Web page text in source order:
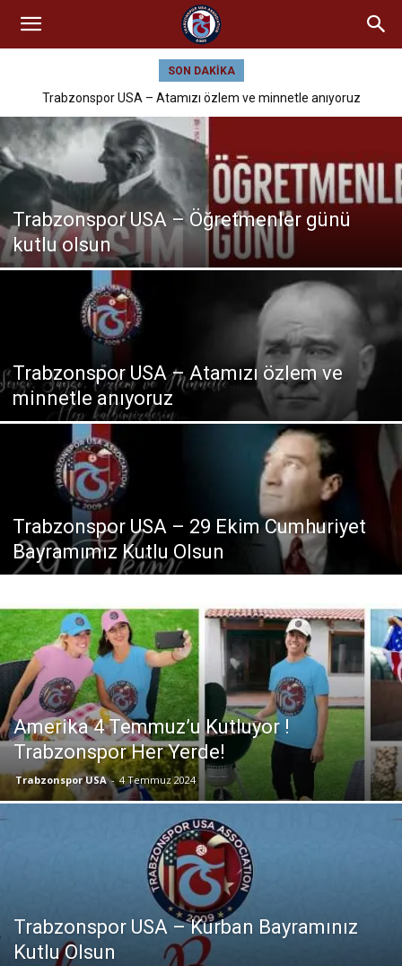
SON DAKIKA
Trabzonspor USA – Atamızı özlem ve minnetle anıyoruz
Trabzonspor USA – Öğretmenler günü
kutlu olsun
Trabzonspor USA – Atamızı özlem ve
minnetle anıyoruz
Trabzonspor USA – 29 Ekim Cumhuriyet
Bayramımız Kutlu Olsun
Amerika 4 Temmuz’u Kutluyor !
Trabzonspor Her Yerde!
Trabzonspor USA - 4 Temmuz 2024
Trabzonspor USA – Kurban Bayramınız
Kutlu Olsun